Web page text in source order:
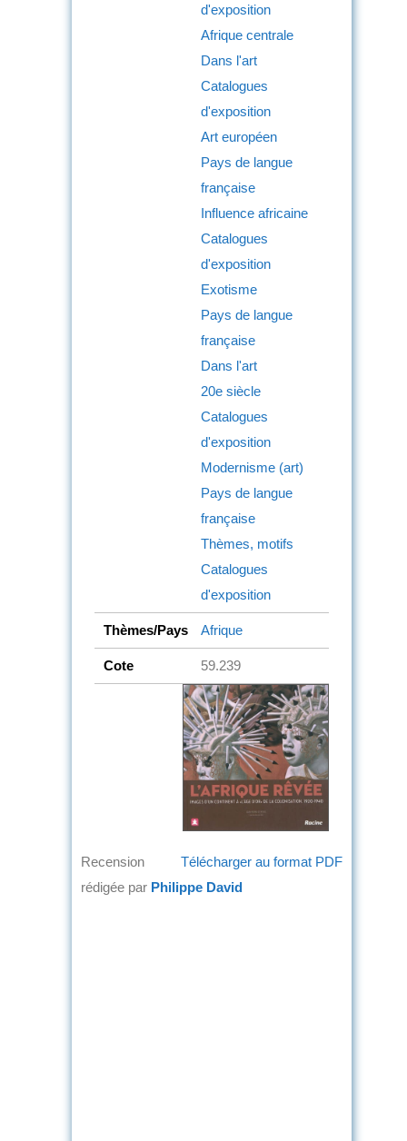
d'exposition
Afrique centrale
Dans l'art
Catalogues
d'exposition
Art européen
Pays de langue
française
Influence africaine
Catalogues
d'exposition
Exotisme
Pays de langue
française
Dans l'art
20e siècle
Catalogues
d'exposition
Modernisme (art)
Pays de langue
française
Thèmes, motifs
Catalogues
d'exposition
Thèmes/Pays Afrique
Cote 59.239
Télécharger au format PDF
Recension
rédigée par Philippe David